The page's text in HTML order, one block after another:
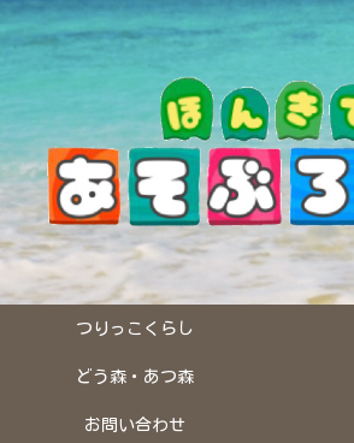
つりっこくらし
どう森・あつ森
お問い合わせ